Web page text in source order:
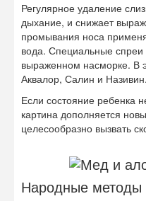
Регулярное удаление
дыхание, и снижает
промывания носа
вода. Специальные спреи
выраженном насморке. В
Аквалор, Салин и Називин.
Если состояние ребенка
картина дополняется
целесообразно вызвать
Народные методы